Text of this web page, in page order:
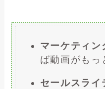
マーケティン
ば動画がもっ
セールスライ